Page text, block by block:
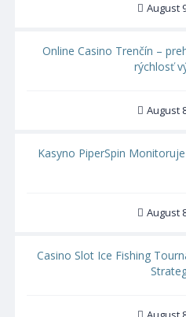
August
Online Casino Trenčín –
rýchlosť
August
Kasyno PiperSpin
August
Casino Slot Ice Fishing